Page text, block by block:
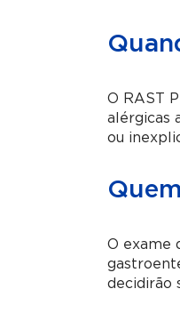
O RAST
alérgicas
ou
O exame
decidirão